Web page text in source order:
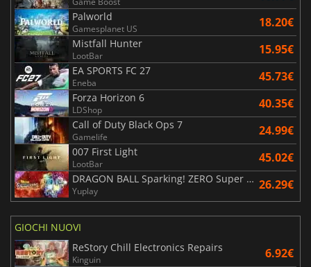
Palworld
Gamesplanet US 18.20€
Mistfall Hunter
LootBar 15.95€
EA SPORTS FC 27
Eneba 45.73€
Forza Horizon 6
LDShop 40.35€
Call of Duty Black Ops 7
Gamelife 24.99€
007 First Light
LootBar 45.02€
DRAGON BALL Sparking! ZERO Super Limit Breaking NEO
Yuplay 26.29€
GIOCHI NUOVI
ReStory Chill Electronics Repairs
Kinguin 6.92€